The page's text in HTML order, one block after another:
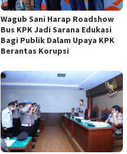
Wagub Sani Harap Roadshow
Bus KPK Jadi Sarana Edukasi
Bagi Publik Dalam Upaya KPK
Berantas Korupsi